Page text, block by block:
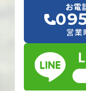
お電
営業